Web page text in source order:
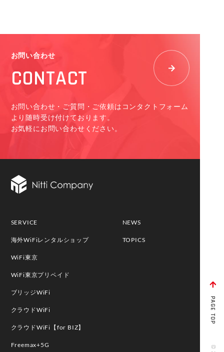
お問い合わせ
CONTACT
お問い合わせ・ご質問・ご依頼はコンタクトフォーム
より随時受け付けております。
お気軽にお問い合わせください。
SERVICE
海外WiFiレンタルショップ
WiFi東京
WiFi東京プリペイド
ブリッジWiFi
クラウドWiFi
クラウドWiFi【for BIZ】
Freemax+5G
NEWS
TOPICS
PAGE TOP